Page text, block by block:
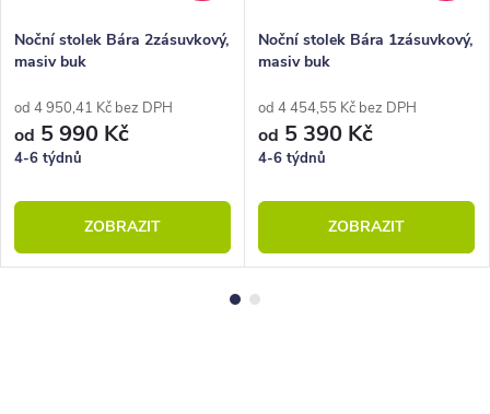
Noční stolek Bára 2zásuvkový,
masiv buk
od 4 950,41 Kč bez DPH
od 5 990 Kč
4-6 týdnů
ZOBRAZIT
Noční stolek Bára 1zásuvkový,
masiv buk
od 4 454,55 Kč bez DPH
od 5 390 Kč
4-6 týdnů
ZOBRAZIT